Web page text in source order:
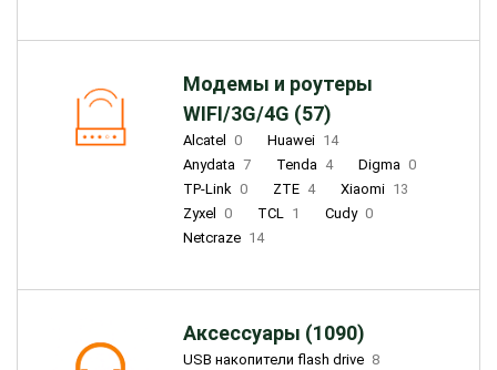
Модемы и роутеры
WIFI/3G/4G (57)
Alcatel 0 Huawei 14
Anydata 7 Tenda 4 Digma 0
TP-Link 0 ZTE 4 Xiaomi 13
Zyxel
0 TCL 1 Cudy 0
Netcraze 14
Аксессуары (1090)
USB накопители flash drive 8